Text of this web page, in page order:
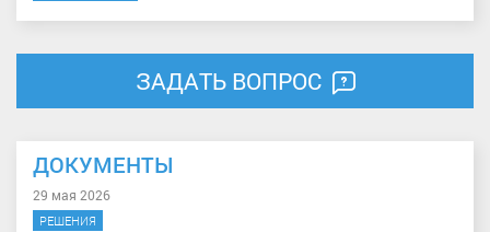
ЗАДАТЬ ВОПРОС
ДОКУМЕНТЫ
29 мая 2026
РЕШЕНИЯ